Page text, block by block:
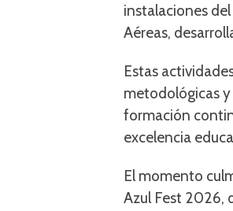
instalaciones
Aéreas,
Estas
metodológicas
formación
excelencia
El momento
Azul Fest 2026,